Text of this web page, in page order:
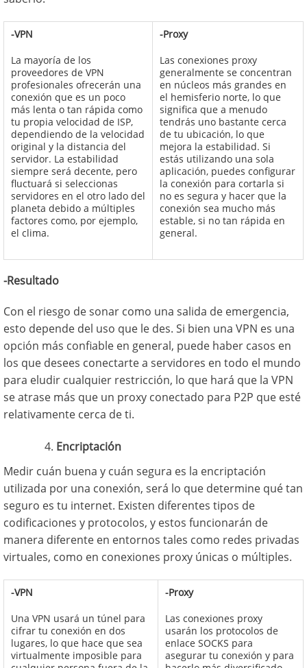
-VPN
La mayoría de los
proveedores de VPN
profesionales ofrecerán una
conexión que es un poco
más lenta o tan rápida como
tu propia velocidad de ISP,
dependiendo de la velocidad
original y la distancia del
servidor. La estabilidad
siempre será decente, pero
fluctuará si seleccionas
servidores en el otro lado del
planeta debido a múltiples
factores como, por ejemplo,
el clima.
-Proxy
Las conexiones proxy
generalmente se concentran
en núcleos más grandes en
el hemisferio norte, lo que
significa que a menudo
tendrás uno bastante cerca
de tu ubicación, lo que
mejora la estabilidad. Si
estás utilizando una sola
aplicación, puedes configurar
la conexión para cortarla si
no es segura y hacer que la
conexión sea mucho más
estable, si no tan rápida en
general.
-Resultado
Con el riesgo de sonar como una salida de emergencia,
esto depende del uso que le des. Si bien una VPN es una
opción más confiable en general, puede haber casos en
los que desees conectarte a servidores en todo el mundo
para eludir cualquier restricción, lo que hará que la VPN
se atrase más que un proxy conectado para P2P que esté
relativamente cerca de ti.
Encriptación
Medir cuán buena y cuán segura es la encriptación
utilizada por una conexión, será lo que determine qué tan
seguro es tu internet. Existen diferentes tipos de
codificaciones y protocolos, y estos funcionarán de
manera diferente en entornos tales como redes privadas
virtuales, como en conexiones proxy únicas o múltiples.
-VPN
Una VPN usará un túnel para
cifrar tu conexión en dos
lugares, lo que hace que sea
virtualmente imposible para
-Proxy
Las conexiones proxy
usarán los protocolos de
enlace SOCKS para
asegurar tu conexión y para